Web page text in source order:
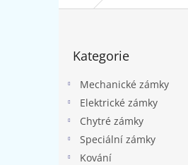
kategorie
Kategorie
Mechanické zámky
Elektrické zámky
Chytré zámky
Speciální zámky
Kování